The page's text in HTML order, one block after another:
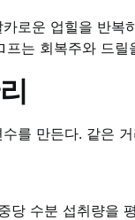
로운 업힐을 반
는 회복주와 드
를 만든다. 같은
당 수분 섭취량을